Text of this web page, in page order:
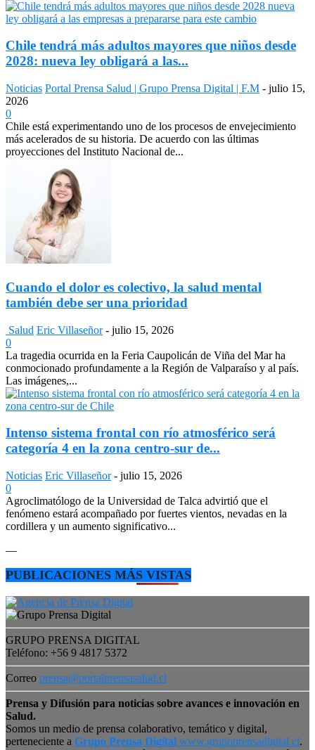
Chile tendrá más adultos mayores que niños desde
2028: nueva ley obligará a las...
Noticias Portal Prensa Salud | Grupo Prensa Digital | F.M - julio 15,
2026
0
Chile está experimentando uno de los procesos de envejecimiento
más acelerados de su historia. De acuerdo con las últimas
proyecciones del Instituto Nacional de...
Cuando el dolor es colectivo, la salud mental
también debe ser una prioridad
Salud Eric Villaseñor - julio 15, 2026
0
La tragedia ocurrida en la Feria Caupolicán de Viña del Mar ha
conmocionado profundamente a la Región de Valparaíso y al país.
Las imágenes,...
Intenso sistema frontal con río atmosférico será
categoría 4 en la zona centro-sur de...
Noticias Eric Villaseñor - julio 15, 2026
0
Agroclimatólogo de la Universidad de Talca advirtió que el
fenómeno estará acompañado por fuertes vientos, nevadas en la
cordillera y un aumento significativo...
—
PUBLICACIONES MÁS VISTAS
GRUPO PRENSA DIGITAL
Teléfono: +56 9 4817 5372
Correo prensa@portalprensasalud.cl
Prensa y Difusión para noticias sobre avances e innovación en
Salud.
Somos un medio de prensa colaborativo, temático y digital,
perteneciente a Grupo Prensa Digital www.grupoprensadigital.cl.